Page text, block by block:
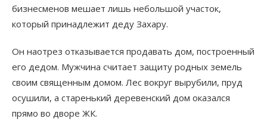
бизнесменов мешает лишь небольшой участок,
который принадлежит деду Захару.
Он наотрез отказывается продавать дом, построенный
его дедом. Мужчина считает защиту родных земель
своим священным домом. Лес вокруг вырубили, пруд
осушили, а старенький деревенский дом оказался
прямо во дворе ЖК.